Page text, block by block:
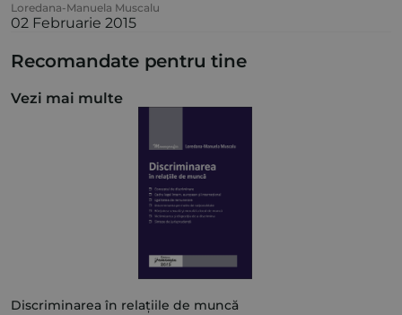
Loredana-Manuela Muscalu
02 Februarie 2015
Recomandate pentru tine
Vezi mai multe
Discriminarea în relațiile de muncă